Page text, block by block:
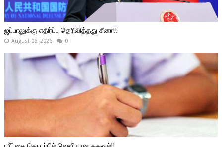
ஜப்பானுக்கு எதிர்ப்பு தெரிவித்தது சீனா!!
August 06, 2026 0